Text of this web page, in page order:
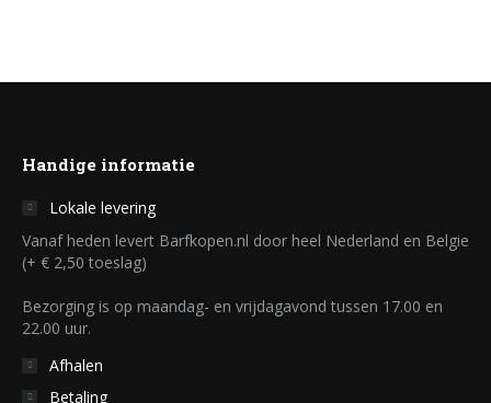
Handige informatie
Lokale levering
Vanaf heden levert Barfkopen.nl door heel Nederland en Belgie
(+ € 2,50 toeslag)
Bezorging is op maandag- en vrijdagavond tussen 17.00 en
22.00 uur.
Afhalen
Betaling